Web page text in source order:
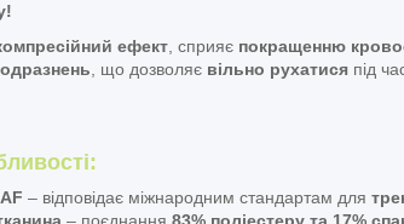
ефект , сприяє покращенню
, що дозволяє вільно рухатися під
– відповідає міжнародним стандартам для